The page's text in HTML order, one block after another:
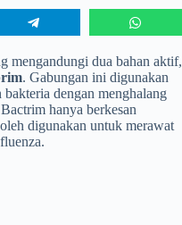
mengandungi dua bahan aktif,
. Gabungan ini digunakan
dengan menghalang
hanya berkesan
digunakan untuk merawat